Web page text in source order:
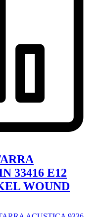
33416 E12
WOUND